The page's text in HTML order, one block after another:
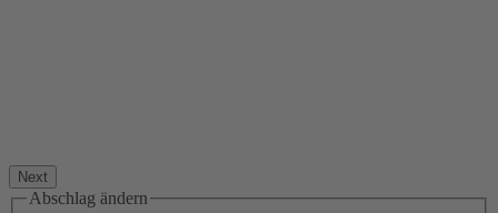
Next
Abschlag ändern